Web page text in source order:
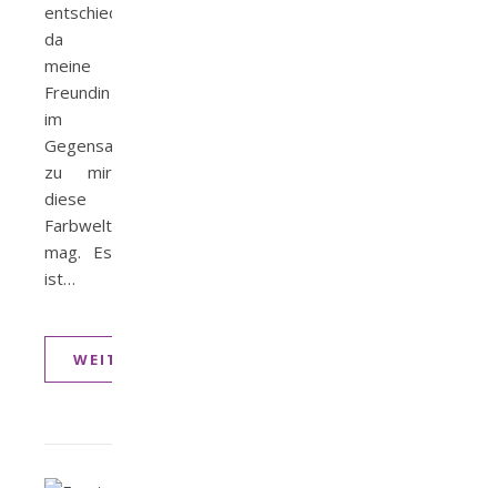
entschieden,
da
meine
Freundin
im
Gegensatz
zu mir
diese
Farbwelt
mag. Es
ist…
WEITERLESEN